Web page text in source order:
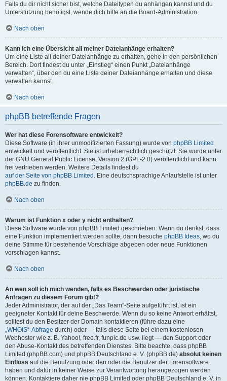
Falls du dir nicht sicher bist, welche Dateitypen du anhängen kannst und du
Unterstützung benötigst, wende dich bitte an die Board-Administration.
Nach oben
Kann ich eine Übersicht all meiner Dateianhänge erhalten?
Um eine Liste all deiner Dateianhänge zu erhalten, gehe in den persönlichen
Bereich. Dort findest du unter „Einstieg“ einen Punkt „Dateianhänge
verwalten“, über den du eine Liste deiner Dateianhänge erhalten und diese
verwalten kannst.
Nach oben
phpBB betreffende Fragen
Wer hat diese Forensoftware entwickelt?
Diese Software (in ihrer unmodifizierten Fassung) wurde von phpBB Limited
entwickelt und veröffentlicht. Sie ist urheberrechtlich geschützt. Sie wurde unter
der GNU General Public License, Version 2 (GPL-2.0) veröffentlicht und kann
frei vertrieben werden. Weitere Details findest du
auf der Seite von phpBB Limited . Eine deutschsprachige Anlaufstelle ist unter
phpBB.de zu finden.
Nach oben
Warum ist Funktion x oder y nicht enthalten?
Diese Software wurde von phpBB Limited geschrieben. Wenn du denkst, dass
eine Funktion implementiert werden sollte, dann besuche phpBB Ideas, wo du
deine Stimme für bestehende Vorschläge abgeben oder neue Funktionen
vorschlagen kannst.
Nach oben
An wen soll ich mich wenden, falls es Beschwerden oder juristische
Anfragen zu diesem Forum gibt?
Jeder Administrator, der auf der „Das Team“-Seite aufgeführt ist, ist ein
geeigneter Kontakt für deine Beschwerde. Wenn du so keine Antwort erhältst,
solltest du den Besitzer der Domain kontaktieren (führe dazu eine
„WHOIS“-Abfrage durch) oder — falls diese Seite bei einem kostenlosen
Webhoster wie z. B. Yahoo!, free.fr, funpic.de usw. liegt — den Support oder
den Abuse-Kontakt des betreffenden Dienstes. Bitte beachte, dass phpBB
Limited (phpBB.com) und phpBB Deutschland e. V. (phpBB.de) absolut keinen
Einfluss auf die Benutzung oder den oder die Benutzer der Forensoftware
haben und dafür in keiner Weise zur Verantwortung herangezogen werden
können. Kontaktiere daher nie phpBB Limited oder phpBB Deutschland e. V. in